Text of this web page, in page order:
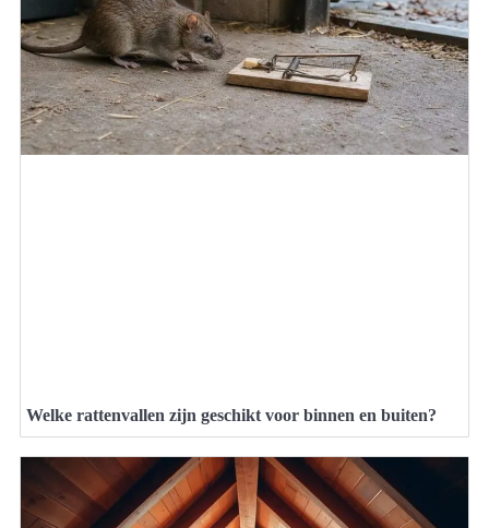
Welke rattenvallen zijn geschikt voor binnen en buiten?